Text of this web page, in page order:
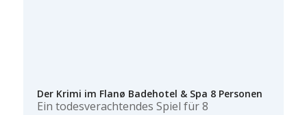
Der Krimi im Flanø Badehotel & Spa 8 Personen
Ein todesverachtendes Spiel für 8